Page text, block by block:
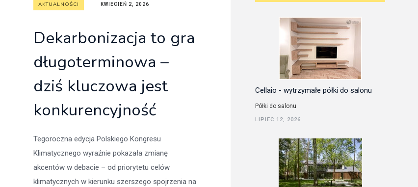
AKTUALNOŚCI KWIECIEŃ 2, 2026
Dekarbonizacja to gra
długoterminowa –
dziś kluczowa jest
konkurencyjność
Tegoroczna edycja Polskiego Kongresu
Klimatycznego wyraźnie pokazała zmianę
akcentów w debacie – od priorytetu celów
klimatycznych w kierunku szerszego spojrzenia na
Cellaio - wytrzymałe półki do salonu
Półki do salonu
LIPIEC 12, 2026